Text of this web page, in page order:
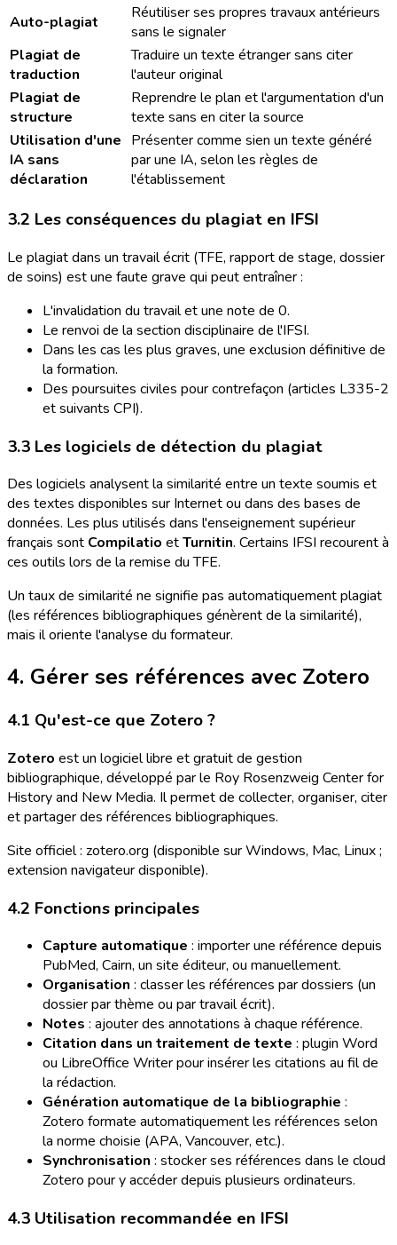
Auto-plagiat
Réutiliser ses propres travaux antérieurs
sans le signaler
Plagiat de
traduction
Traduire un texte étranger sans citer
l'auteur original
Plagiat de
structure
Reprendre le plan et l'argumentation d'un
texte sans en citer la source
Utilisation d'une
IA sans
déclaration
Présenter comme sien un texte généré
par une IA, selon les règles de
l'établissement
3.2 Les conséquences du plagiat en IFSI
Le plagiat dans un travail écrit (TFE, rapport de stage, dossier
de soins) est une faute grave qui peut entraîner :
L'invalidation du travail et une note de 0.
Le renvoi de la section disciplinaire de l'IFSI.
Dans les cas les plus graves, une exclusion définitive de
la formation.
Des poursuites civiles pour contrefaçon (articles L335-2
et suivants CPI).
3.3 Les logiciels de détection du plagiat
Des logiciels analysent la similarité entre un texte soumis et
des textes disponibles sur Internet ou dans des bases de
données. Les plus utilisés dans l'enseignement supérieur
français sont Compilatio etTurnitin. Certains IFSI recourent à
ces outils lors de la remise du TFE.
Un taux de similarité ne signifie pas automatiquement plagiat
(les références bibliographiques génèrent de la similarité),
mais il oriente l'analyse du formateur.
4. Gérer ses références avec Zotero
4.1 Qu'est-ce que Zotero ?
Zotero est un logiciel libre et gratuit de gestion
bibliographique, développé par le Roy Rosenzweig Center for
History and New Media. Il permet de collecter, organiser, citer
et partager des références bibliographiques.
Site officiel : zotero.org (disponible sur Windows, Mac, Linux ;
extension navigateur disponible).
4.2 Fonctions principales
Capture automatique : importer une référence depuis
PubMed, Cairn, un site éditeur, ou manuellement.
Organisation : classer les références par dossiers (un
dossier par thème ou par travail écrit).
Notes : ajouter des annotations à chaque référence.
Citation dans un traitement de texte : plugin Word
ou LibreOffice Writer pour insérer les citations au fil de
la rédaction.
Génération automatique de la bibliographie :
Zotero formate automatiquement les références selon
la norme choisie (APA, Vancouver, etc.).
Synchronisation : stocker ses références dans le cloud
Zotero pour y accéder depuis plusieurs ordinateurs.
4.3 Utilisation recommandée en IFSI